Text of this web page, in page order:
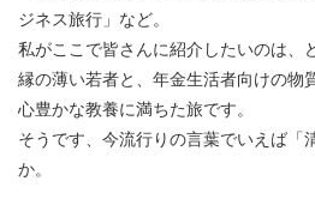
ジネス旅行」など。
私がここで皆さんに紹介したいのは、
縁の薄い若者と、年金生活者向けの物
心豊かな教養に満ちた旅です。
そうです、今流行りの言葉でいえば「
か。